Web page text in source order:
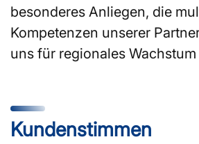
besonderes Anliegen, die
Kompetenzen unserer
uns für regionales
Kundenstimmen